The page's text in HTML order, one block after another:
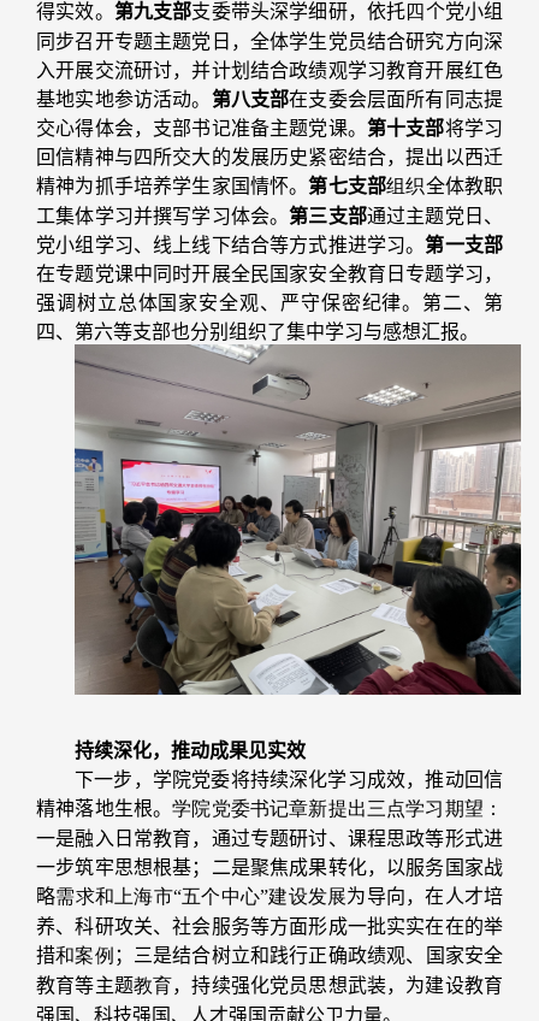
得实效。 第九支部支委带头深学细研，依托四个党小组
同步召开专题主题党日，全体学生党员结合研究方向深
入开展交流研讨，并计划结合政绩观学习教育开展红色
基地实地参访活动。 第八支部在支委会层面所有同志提
交心得体会，支部书记准备主题党课。 第十支部将学习
回信精神与四所交大的发展历史紧密结合，提出以西迁
精神为抓手培养学生家国情怀。第七支部组织全体教职
工集体学习并撰写学习体会。第三支部通过主题党日、
党小组学习、线上线下结合等方式推进学习。第一支部
在专题党课中同时开展全民国家安全教育日专题学习，
强调树立总体国家安全观、严守保密纪律。第二、第
四、第六等支部也分别组织了集中学习与感想汇报。
持续深化，推动成果见实效
下一步，学院党委将持续深化学习成效，推动回信
精神落地生根。学院党委书记章新提出三点学习期望：
一是融入日常教育，通过专题研讨、课程思政等形式进
一步筑牢思想根基；二是聚焦成果转化，以服务国家战
略需求和上海市“五个中心”建设发展为导向，在人才培
养、科研攻关、社会服务等方面形成一批实实在在的举
措和案例 ；三是结合树立和践行正确政绩观、国家安全
教育等主题教育 ，持续强化党员思想武装，为建设教育
强国、科技强国、人才强国贡献公卫力量。